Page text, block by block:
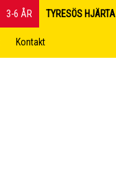
3-6 ÅR TYRESÖS HJÄRTA
Kontakt